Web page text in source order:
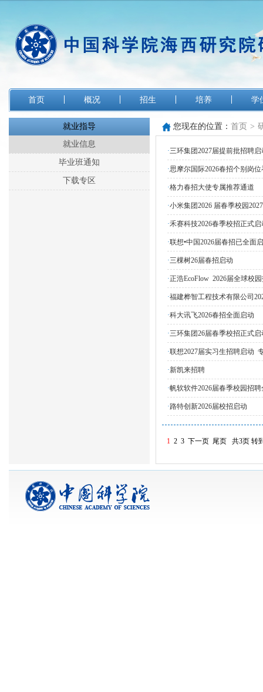
首页 概况 招生 培养 学
就业指导
就业信息
毕业班通知
下载专区
您现在的位置： 首页 >
·三环集团2027届提前批招聘启
·思摩尔国际2026春招个别岗位
·格力春招大使专属推荐通道
·小米集团2026 届春季校园
·禾赛科技2026春季校招正式启
·联想•中国2026届春招已全面
·三棵树26届春招启动
·正浩EcoFlow 2026届全球校
·福建桦智工程技术有限公司
·科大讯飞2026春招全面启动
·三环集团26届春季校招正式启
·联想2027届实习生招聘启动
·新凯来招聘
·帆软软件2026届春季校园招
·路特创新2026届校招启动
1 2 3 下一页 尾页 共3页 转